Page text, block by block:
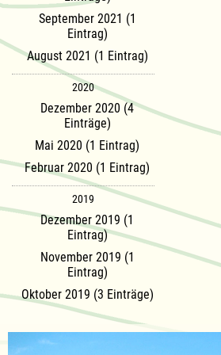
September 2021 (1
Eintrag)
August 2021 (1 Eintrag)
2020
Dezember 2020 (4
Einträge)
Mai 2020 (1 Eintrag)
Februar 2020 (1 Eintrag)
2019
Dezember 2019 (1
Eintrag)
November 2019 (1
Eintrag)
Oktober 2019 (3 Einträge)